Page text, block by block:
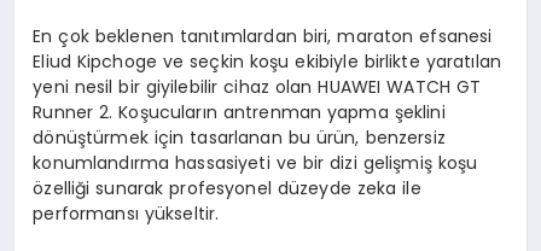
En çok beklenen tanıtımlardan biri, maraton efsanesi
Eliud Kipchoge ve seçkin koşu ekibiyle birlikte yaratılan
yeni nesil bir giyilebilir cihaz olan HUAWEI WATCH GT
Runner 2. Koşucuların antrenman yapma şeklini
dönüştürmek için tasarlanan bu ürün, benzersiz
konumlandırma hassasiyeti ve bir dizi gelişmiş koşu
özelliği sunarak profesyonel düzeyde zeka ile
performansı yükseltir.